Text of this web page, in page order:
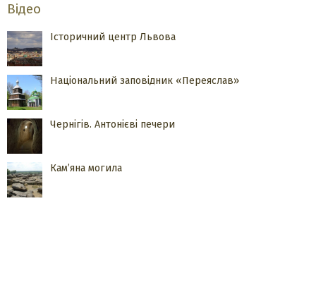
Відео
Історичний центр Львова
Національний заповідник «Переяслав»
Чернігів. Антонієві печери
Кам’яна могила